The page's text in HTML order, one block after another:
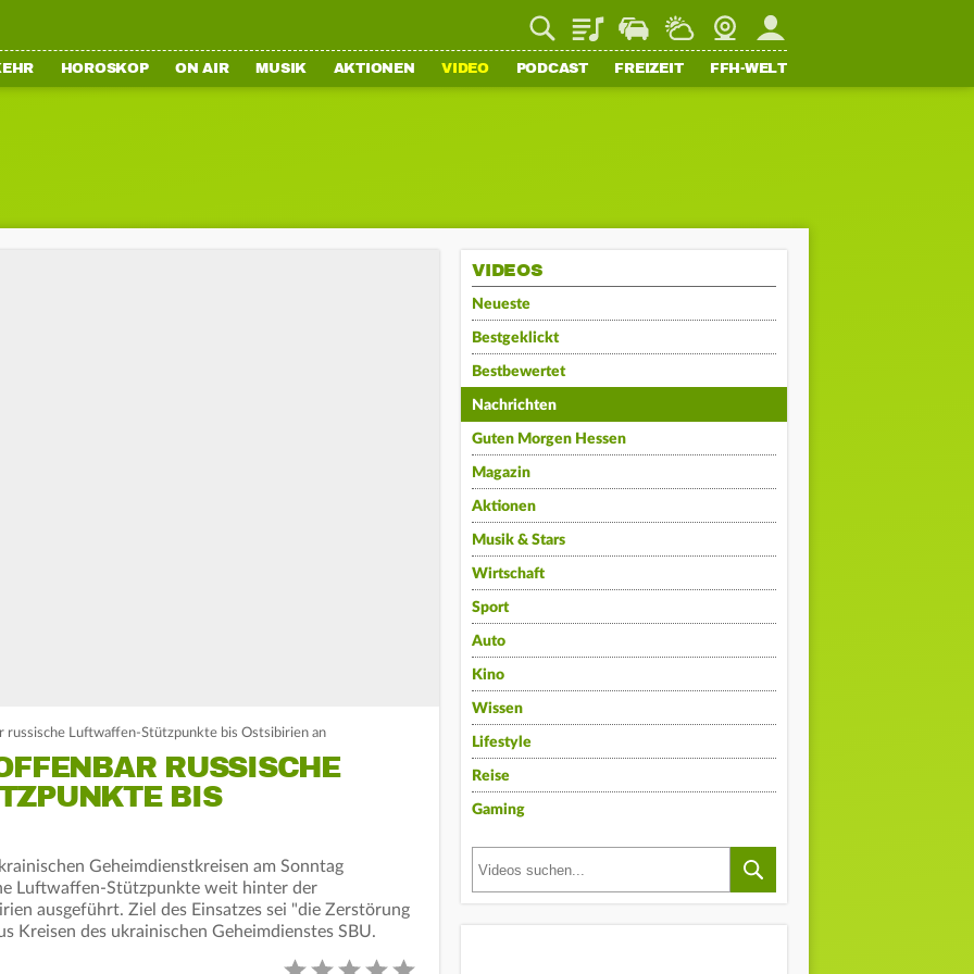
PlaylistStaupilotWetterWebcamMein FFH
HOROSKOP ON AIR MUSIK AKTIONEN VIDEO PODCAST FREIZEIT FFH-WELT
russische Luftwaffen-Stützpunkte bis Ostsibirien an
RUSSISCHE
BIS
Geheimdienstkreisen am Sonntag
Luftwaffen-Stützpunkte weit hinter der
ausgeführt. Ziel des Einsatzes sei "die Zerstörung
Kreisen des ukrainischen Geheimdienstes SBU.
VIDEOS
Neueste
Bestgeklickt
Bestbewertet
Nachrichten
Guten Morgen Hessen
Magazin
Aktionen
Musik & Stars
Wirtschaft
Sport
Auto
Kino
Wissen
Lifestyle
Reise
Gaming